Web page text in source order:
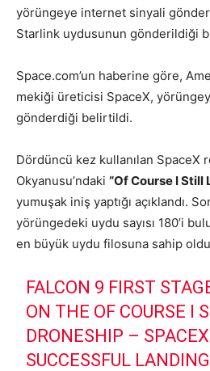
yörüngeye internet sinyali
Starlink uydusunun gönderildiği
Space.com’un haberine göre,
mekiği üreticisi SpaceX,
gönderdiği belirtildi.
Dördüncü kez kullanılan SpaceX
Okyanusu’ndaki “Of Course I Still
yumuşak iniş yaptığı açıklandı.
yörüngedeki uydu sayısı 180’i
en büyük uydu filosuna sahip
FALCON 9 FIRST
ON THE OF COURSE I
DRONESHIP –
SUCCESSFUL